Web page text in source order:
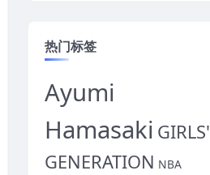
热门标签
Ayumi
Hamasaki GIRLS'
GENERATION NBA